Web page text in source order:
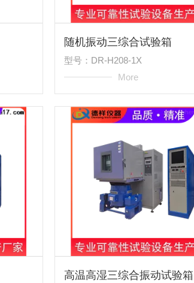
随机振动三综合试验箱
型号：DR-H208-1X
More
高温高湿三综合振动试验箱